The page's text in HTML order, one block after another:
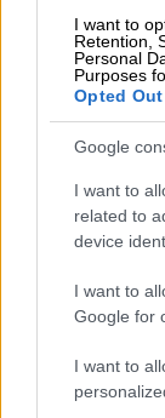
I want to
Retention,
Personal
Purposes
Opted Out
Google
I want to
related to
device
I want to
Google for
I want to
Procountor
Procountor
Finago Sign
Procountor
Procountor
Tutustu